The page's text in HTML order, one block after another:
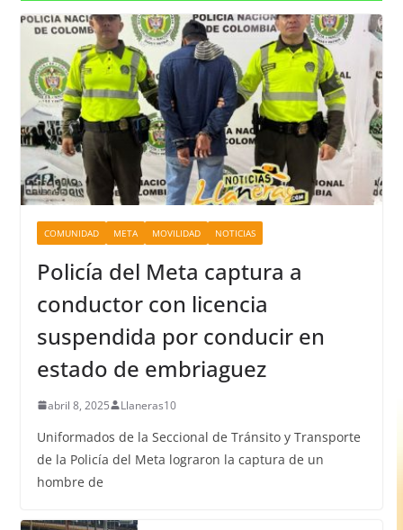
COMUNIDAD META MOVILIDAD NOTICIAS
Policía del Meta captura a
conductor con licencia
suspendida por conducir en
estado de embriaguez
abril 8, 2025 Llaneras10
Uniformados de la Seccional de Tránsito y Transporte
de la Policía del Meta lograron la captura de un
hombre de